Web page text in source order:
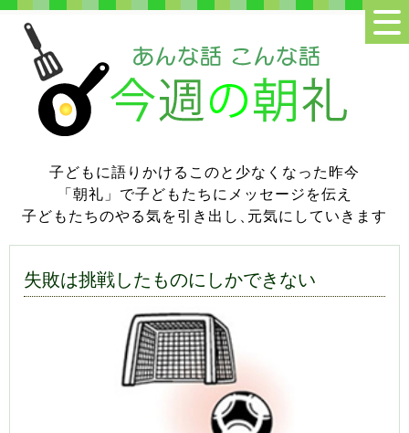
子どもに語りかけるこのと少なくなった昨今
「朝礼」で子どもたちにメッセージを伝え
子どもたちのやる気を引き出し
元気にしていきます
失敗は挑戦したものにしかできない